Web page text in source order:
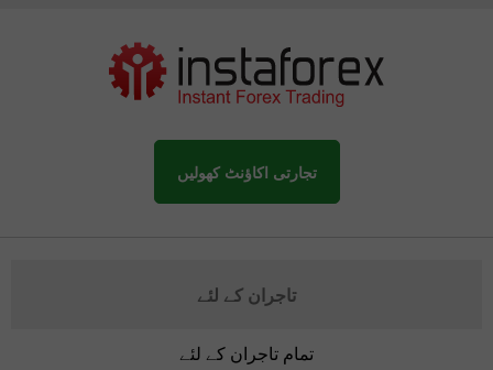
تجارتی اکاؤنٹ کھولیں
تاجران کے لئے
تمام تاجران کے لئے